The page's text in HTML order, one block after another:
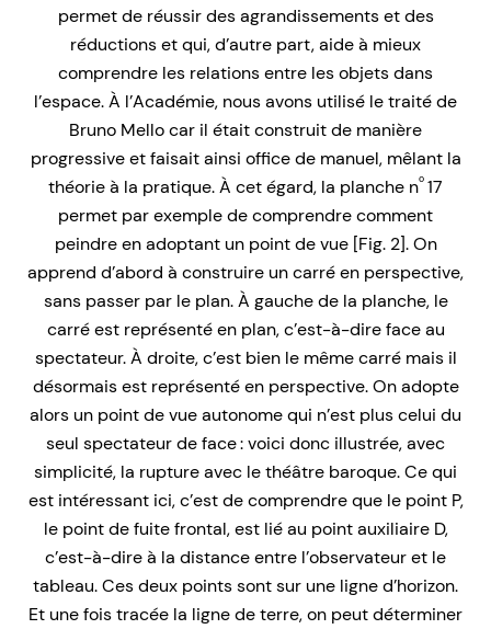
permet de réussir des agrandissements et des
réductions et qui, d’autre part, aide à mieux
comprendre les relations entre les objets dans
l’espace. À l’Académie, nous avons utilisé le traité de
Bruno Mello car il était construit de manière
progressive et faisait ainsi office de manuel, mêlant la
théorie à la pratique. À cet égard, la planche nº17
permet par exemple de comprendre comment
peindre en adoptant un point de vue [Fig. 2]. On
apprend d’abord à construire un carré en perspective,
sans passer par le plan. À gauche de la planche, le
carré est représenté en plan, c’est-à-dire face au
spectateur. À droite, c’est bien le même carré mais il
désormais est représenté en perspective. On adopte
alors un point de vue autonome qui n’est plus celui du
seul spectateur de face : voici donc illustrée, avec
simplicité, la rupture avec le théâtre baroque. Ce qui
est intéressant ici, c’est de comprendre que le point P,
le point de fuite frontal, est lié au point auxiliaire D,
c’est-à-dire à la distance entre l’observateur et le
tableau. Ces deux points sont sur une ligne d’horizon.
Et une fois tracée la ligne de terre, on peut déterminer